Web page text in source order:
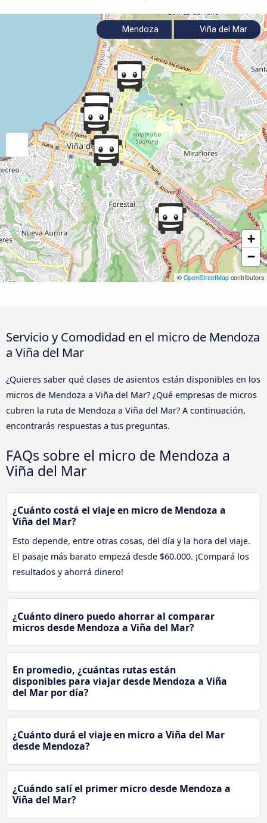
+
−
© OpenStreetMap contributors
Mendoza Viña del Mar
Servicio y Comodidad en el micro de Mendoza
a Viña del Mar
¿Quieres saber qué clases de asientos están disponibles en los
micros de Mendoza a Viña del Mar? ¿Qué empresas de micros
cubren la ruta de Mendoza a Viña del Mar? A continuación,
encontrarás respuestas a tus preguntas.
FAQs sobre el micro de Mendoza a
Viña del Mar
¿Cuánto costá el viaje en micro de Mendoza a
Viña del Mar?
Esto depende, entre otras cosas, del día y la hora del viaje.
El pasaje más barato empezá desde $60.000. ¡Compará los
resultados y ahorrá dinero!
¿Cuánto dinero puedo ahorrar al comparar
micros desde Mendoza a Viña del Mar?
En promedio, ¿cuántas rutas están
disponibles para viajar desde Mendoza a Viña
del Mar por día?
¿Cuánto durá el viaje en micro a Viña del Mar
desde Mendoza?
¿Cuándo salí el primer micro desde Mendoza a
Viña del Mar?